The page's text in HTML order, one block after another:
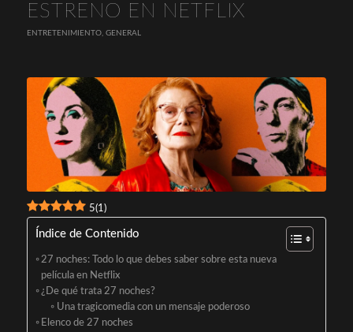
ESTRENO EN NETFLIX
ENTRETENIMIENTO, GENERAL
5(1)
Índice de Contenido
27 noches: Todo lo que debes saber sobre esta nueva
película en Netflix
¿De qué trata 27 noches?
Una tragicomedia con un mensaje poderoso
Elenco de 27 noches